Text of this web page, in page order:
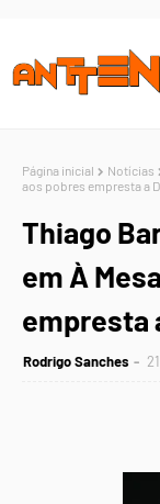
Página inicial Notícias
aos pobres empresta a
Thiago
em À
empresta
Rodrigo Sanches